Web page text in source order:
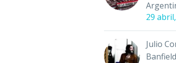
29
Julio